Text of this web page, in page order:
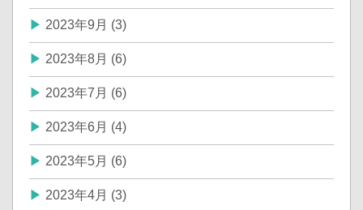
2023年9月 (3)
2023年8月 (6)
2023年7月 (6)
2023年6月 (4)
2023年5月 (6)
2023年4月 (3)